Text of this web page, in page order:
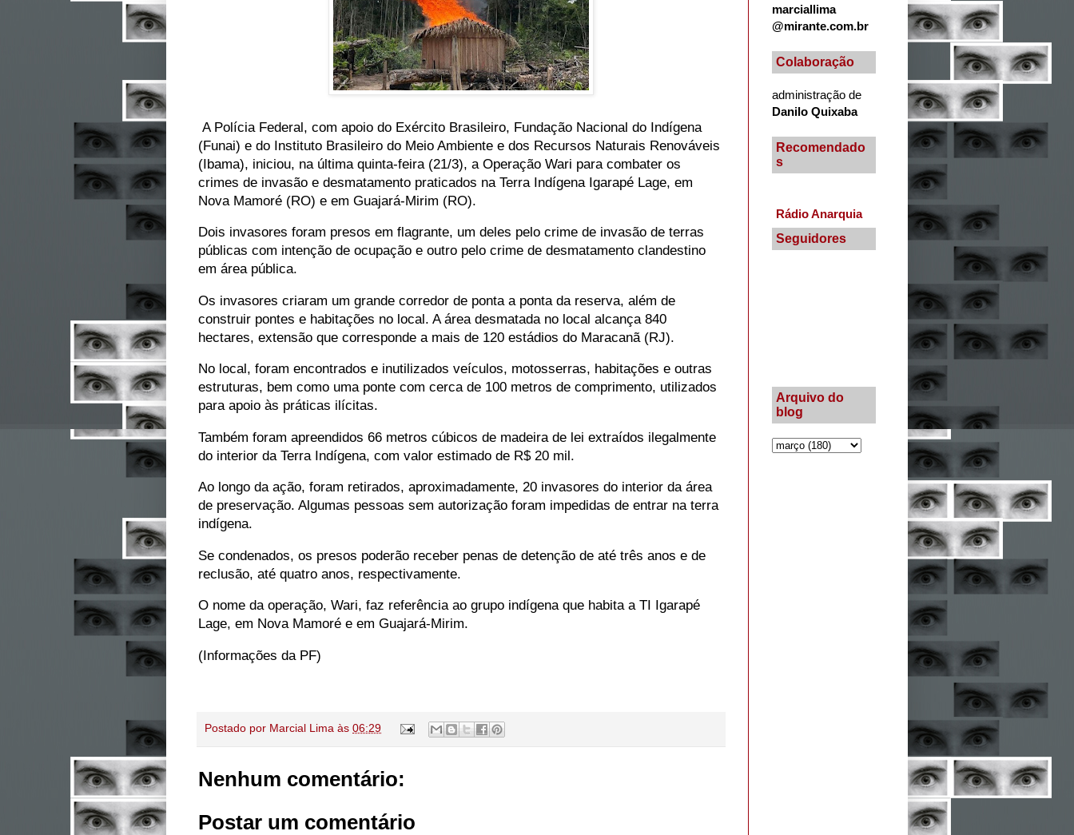
A Polícia Federal, com apoio do Exército Brasileiro, Fundação Nacional do Indígena
(Funai) e do Instituto Brasileiro do Meio Ambiente e dos Recursos Naturais Renováveis
(Ibama), iniciou, na última quinta-feira (21/3), a Operação Wari para combater os
crimes de invasão e desmatamento praticados na Terra Indígena Igarapé Lage, em
Nova Mamoré (RO) e em Guajará-Mirim (RO).
Dois invasores foram presos em flagrante, um deles pelo crime de invasão de terras
públicas com intenção de ocupação e outro pelo crime de desmatamento clandestino
em área pública.
Os invasores criaram um grande corredor de ponta a ponta da reserva, além de
construir pontes e habitações no local. A área desmatada no local alcança 840
hectares, extensão que corresponde a mais de 120 estádios do Maracanã (RJ).
No local, foram encontrados e inutilizados veículos, motosserras, habitações e outras
estruturas, bem como uma ponte com cerca de 100 metros de comprimento, utilizados
para apoio às práticas ilícitas.
Também foram apreendidos 66 metros cúbicos de madeira de lei extraídos ilegalmente
do interior da Terra Indígena, com valor estimado de R$ 20 mil.
Ao longo da ação, foram retirados, aproximadamente, 20 invasores do interior da área
de preservação. Algumas pessoas sem autorização foram impedidas de entrar na terra
indígena.
Se condenados, os presos poderão receber penas de detenção de até três anos e de
reclusão, até quatro anos, respectivamente.
O nome da operação, Wari, faz referência ao grupo indígena que habita a TI Igarapé
Lage, em Nova Mamoré e em Guajará-Mirim.
(Informações da PF)
Postado por Marcial Lima às 06:29
Nenhum comentário:
Postar um comentário
marciallima
@mirante.com.br
Colaboração
administração de
Danilo Quixaba
Recomendado
s
Rádio Anarquia
Seguidores
Arquivo do
blog